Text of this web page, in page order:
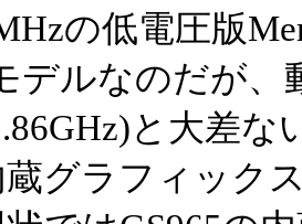
の低電圧版
デルなのだが、
と大差な
蔵グラフィック